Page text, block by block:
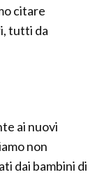
citare
tutti da
ai nuovi
non
dai bambini di